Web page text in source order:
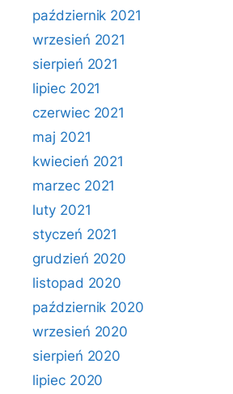
październik 2021
wrzesień 2021
sierpień 2021
lipiec 2021
czerwiec 2021
maj 2021
kwiecień 2021
marzec 2021
luty 2021
styczeń 2021
grudzień 2020
listopad 2020
październik 2020
wrzesień 2020
sierpień 2020
lipiec 2020